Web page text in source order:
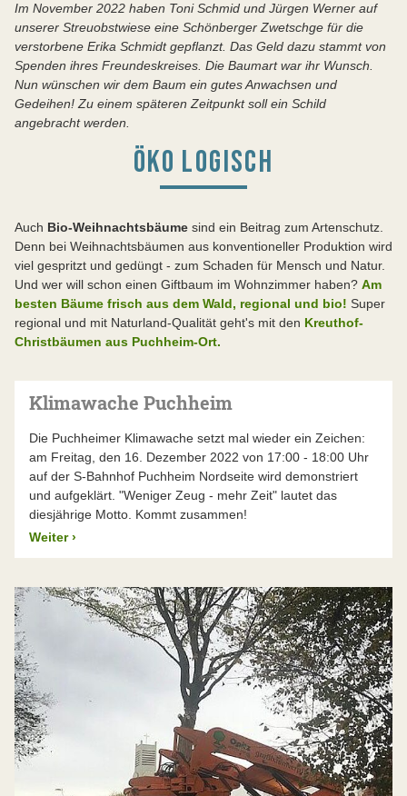
Im November 2022 haben Toni Schmid und Jürgen Werner auf
unserer Streuobstwiese eine Schönberger Zwetschge für die
verstorbene Erika Schmidt gepflanzt. Das Geld dazu stammt von
Spenden ihres Freundeskreises. Die Baumart war ihr Wunsch.
Nun wünschen wir dem Baum ein gutes Anwachsen und
Gedeihen! Zu einem späteren Zeitpunkt soll ein Schild
angebracht werden.
ÖKO LOGISCH
Auch Bio-Weihnachtsbäume sind ein Beitrag zum Artenschutz.
Denn bei Weihnachtsbäumen aus konventioneller Produktion wird
viel gespritzt und gedüngt - zum Schaden für Mensch und Natur.
Und wer will schon einen Giftbaum im Wohnzimmer haben? Am
besten Bäume frisch aus dem Wald, regional und bio! Super
regional und mit Naturland-Qualität geht's mit den Kreuthof-
Christbäumen aus Puchheim-Ort.
Klimawache Puchheim
Die Puchheimer Klimawache setzt mal wieder ein Zeichen:
am Freitag, den 16. Dezember 2022 von 17:00 - 18:00 Uhr
auf der S-Bahnhof Puchheim Nordseite wird demonstriert
und aufgeklärt. "Weniger Zeug - mehr Zeit" lautet das
diesjährige Motto. Kommt zusammen!
Weiter ›